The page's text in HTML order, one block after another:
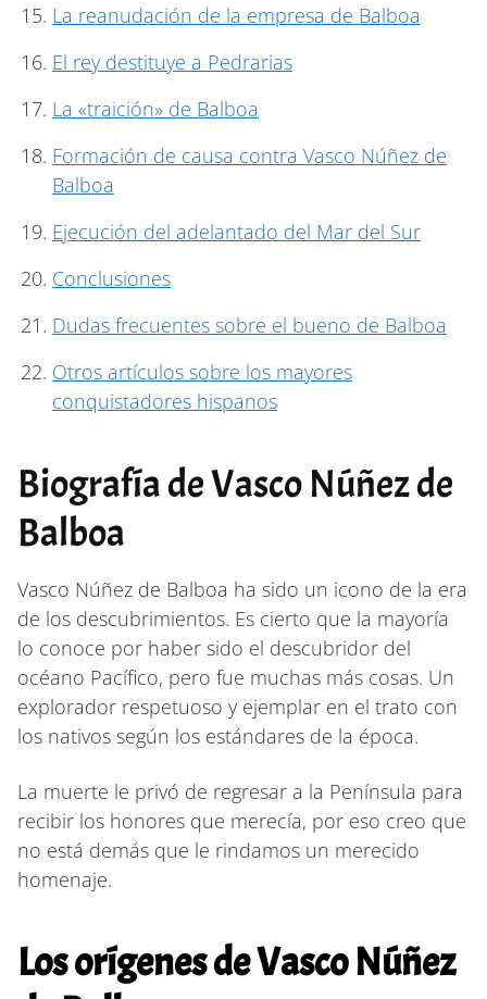
La reanudación de la empresa de Balboa
El rey destituye a Pedrarias
La «traición» de Balboa
Formación de causa contra Vasco Núñez de
Balboa
Ejecución del adelantado del Mar del Sur
Conclusiones
Dudas frecuentes sobre el bueno de Balboa
Otros artículos sobre los mayores
conquistadores hispanos
Biografía de Vasco Núñez de
Balboa
Vasco Núñez de Balboa ha sido un icono de la era
de los descubrimientos. Es cierto que la mayoría
lo conoce por haber sido el descubridor del
océano Pacífico, pero fue muchas más cosas. Un
explorador respetuoso y ejemplar en el trato con
los nativos según los estándares de la época.
La muerte le privó de regresar a la Península para
recibir los honores que merecía, por eso creo que
no está demás que le rindamos un merecido
homenaje.
Los orígenes de Vasco Núñez